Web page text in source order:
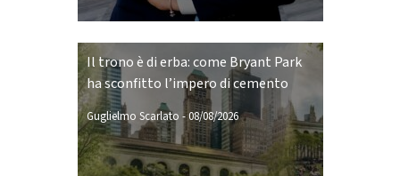
Il trono è di erba: come Bryant Park
ha sconfitto l’impero di cemento
Guglielmo Scarlato -08/08/2026